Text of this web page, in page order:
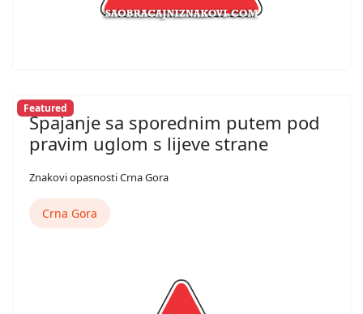
Featured
Spajanje sa sporednim putem pod
pravim uglom s lijeve strane
Znakovi opasnosti Crna Gora
Crna Gora